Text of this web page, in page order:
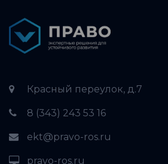
Красный переулок, д.7
8 (343) 243 53 16
ekt@pravo-ros.ru
pravo-ros.ru